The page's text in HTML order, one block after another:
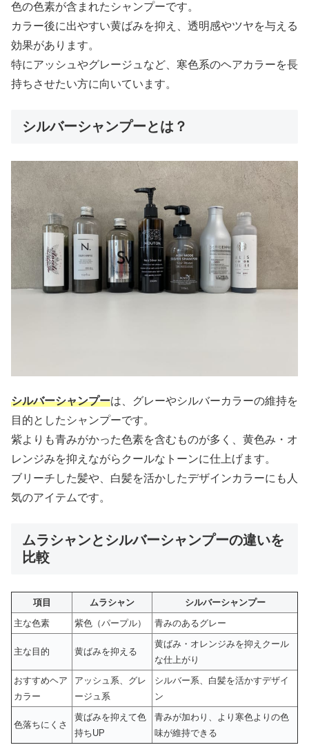
色の色素が含まれたシャンプーです。
カラー後に出やすい黄ばみを抑え、透明感やツヤを与える
効果があります。
特にアッシュやグレージュなど、寒色系のヘアカラーを長
持ちさせたい方に向いています。
シルバーシャンプーとは？
シルバーシャンプーは、グレーやシルバーカラーの維持を
目的としたシャンプーです。
紫よりも青みがかった色素を含むものが多く、黄色み・オ
レンジみを抑えながらクールなトーンに仕上げます。
ブリーチした髪や、白髪を活かしたデザインカラーにも人
気のアイテムです。
ムラシャンとシルバーシャンプーの違いを
比較
項目 ムラシャン
シルバーシャンプー
主な色素
紫色（パープル） 青みのあるグレー
主な目的 黄ばみを抑える
黄ばみ・オレンジみを抑えクール
な仕上がり
おすすめヘア
カラー
アッシュ系、グレ
ージュ系
シルバー系、白髪を活かすデザイ
ン
色落ちにくさ
黄ばみを抑えて色
持ちUP
青みが加わり、より寒色よりの色
味が維持できる